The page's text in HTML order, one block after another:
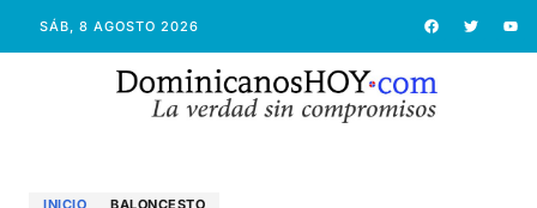
SÁB, 8 AGOSTO 2026
INICIO BALONCESTO